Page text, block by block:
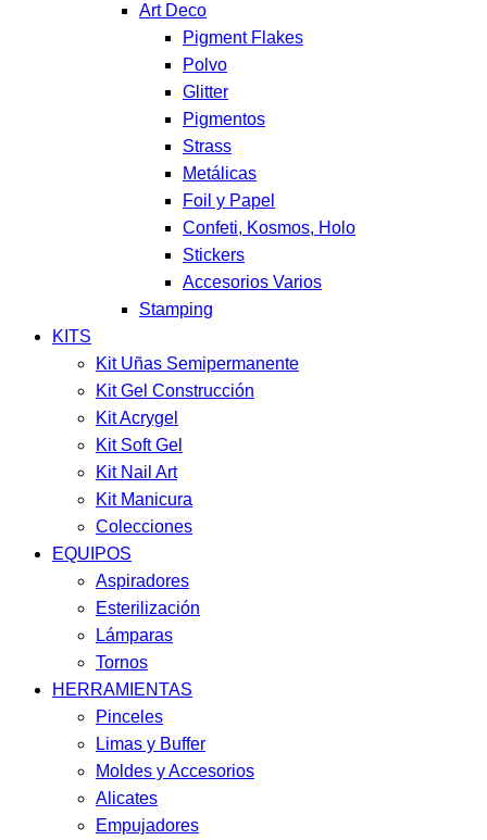
Art Deco
Pigment Flakes
Polvo
Glitter
Pigmentos
Strass
Metálicas
Foil y Papel
Confeti, Kosmos, Holo
Stickers
Accesorios Varios
Stamping
KITS
Kit Uñas Semipermanente
Kit Gel Construcción
Kit Acrygel
Kit Soft Gel
Kit Nail Art
Kit Manicura
Colecciones
EQUIPOS
Aspiradores
Esterilización
Lámparas
Tornos
HERRAMIENTAS
Pinceles
Limas y Buffer
Moldes y Accesorios
Alicates
Empujadores